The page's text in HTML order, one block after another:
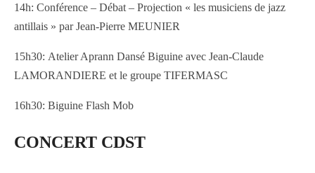
14h: Conférence – Débat – Projection « les musiciens de jazz
antillais » par Jean-Pierre MEUNIER
15h30: Atelier Aprann Dansé Biguine avec Jean-Claude
LAMORANDIERE et le groupe TIFERMASC
16h30: Biguine Flash Mob
CONCERT CDST